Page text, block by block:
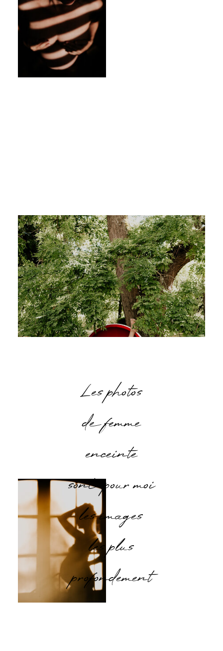
Les photos
de femme
enceinte
sont pour moi
les images
les plus
profondement